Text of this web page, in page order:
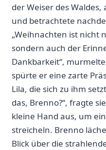
der Weiser des
und betrachtete
„Weihnachten ist nicht
sondern auch der
Dankbarkeit“,
spürte er eine zarte
Lila, die sich zu ihm
das, Brenno?“, fragte
kleine Hand aus, um
streicheln. Brenno
Blick über die